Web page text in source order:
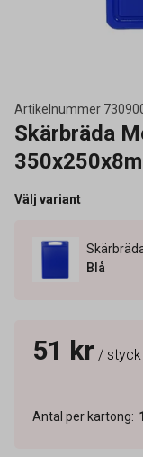
Artikelnummer
Skärbräda
Välj variant
Blå
51 kr / styck
Antal per kartong: